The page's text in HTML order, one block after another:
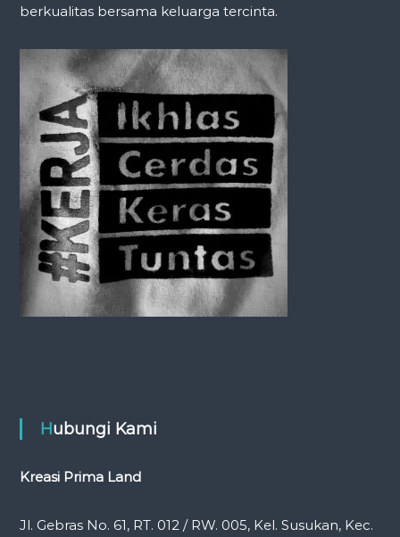
berkualitas bersama keluarga tercinta.
Hubungi Kami
Kreasi Prima Land
Jl. Gebras No. 61, RT. 012 / RW. 005, Kel. Susukan, Kec.